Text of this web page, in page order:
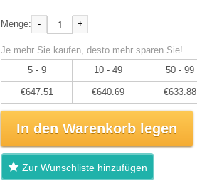
Menge: - +
Je mehr Sie kaufen, desto mehr sparen Sie!
5 - 9
10 - 49 50 - 99
€647.51 €640.69 €633.88
In den Warenkorb legen
Zur Wunschliste hinzufügen